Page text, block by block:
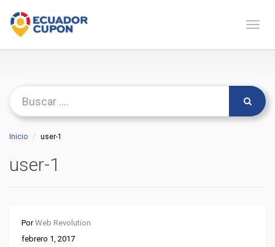
Inicio user-1
user-1
PorWeb Revolution
febrero 1, 2017